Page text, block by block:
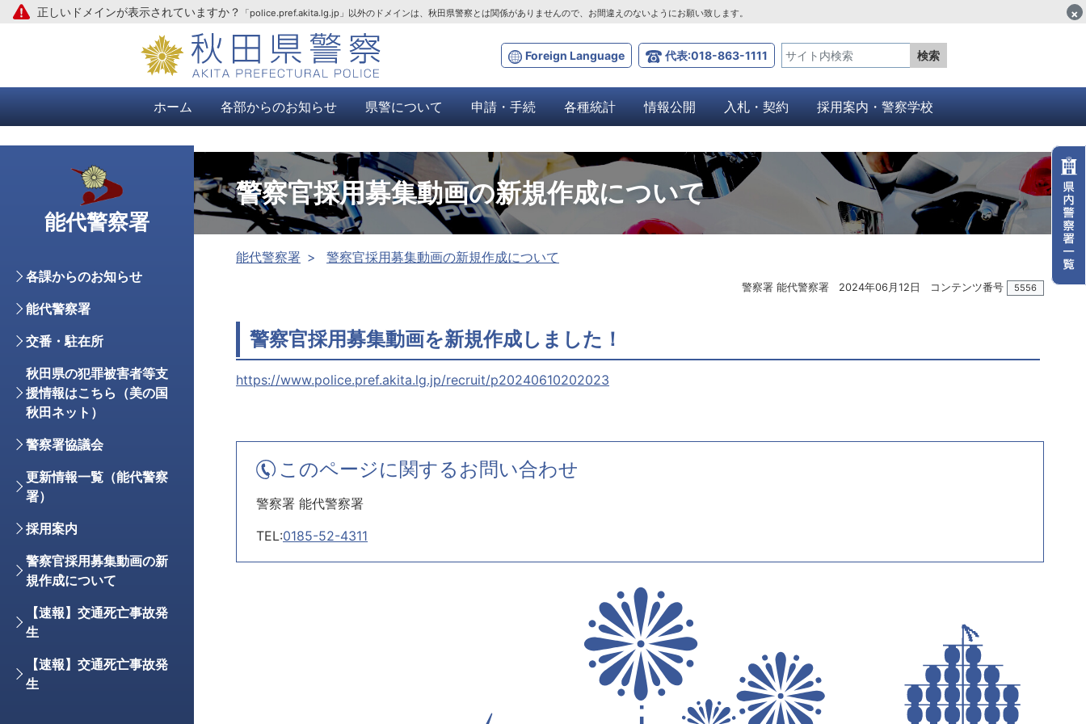
本文へ
Foreign Language 代表:018-863-1111 検索
正しいドメインが表示されていますか？ 「police.pref.akita.lg.jp」以外のドメインは、秋田県警察とは関係がありませんので、お間違えのないようにお願い致します。 ×
ホーム 各部からのお知らせ 県警について 申請・手続 各種統計 情報公開 入札・契約 採用案内・警察学校
警察官採用募集動画の新規作成について
能代警察署 警察官採用募集動画の新規作成について
警察署 能代警察署 2024年06月12日 コンテンツ番号 5556
警察官採用募集動画を新規作成しました！
https://www.police.pref.akita.lg.jp/recruit/p20240610202023
このページに関するお問い合わせ
警察署 能代警察署
TEL:0185-52-4311
能代警察署
各課からのお知らせ
能代警察署
交番・駐在所
秋田県の犯罪被害者等支
援情報はこちら（美の国
秋田ネット）
警察署協議会
更新情報一覧（能代警察
署）
採用案内
警察官採用募集動画の新
規作成について
【速報】交通死亡事故発
生
【速報】交通死亡事故発
生